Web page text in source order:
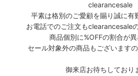
clearancesale
平素は格別のご愛顧を賜り誠に有
お電話でのご注文もclearancesale
商品個別に%OFFの割合が異
セール対象外の商品もございますの
御来店お待ちしており